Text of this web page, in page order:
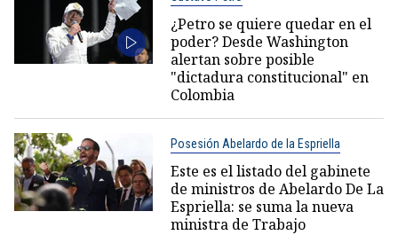
¿Petro se quiere quedar en el
poder? Desde Washington
alertan sobre posible
"dictadura constitucional" en
Colombia
Posesión Abelardo de la Espriella
Este es el listado del gabinete
de ministros de Abelardo De La
Espriella: se suma la nueva
ministra de Trabajo